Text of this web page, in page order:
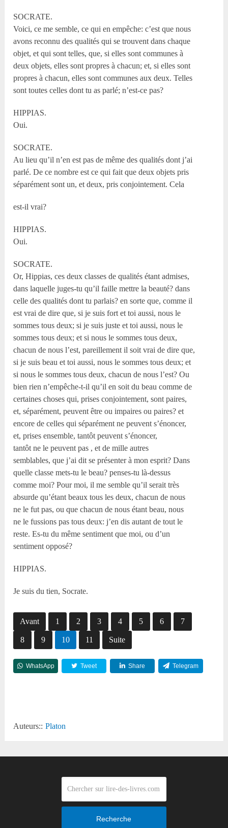
SOCRATE.
Voici, ce me semble, ce qui en empêche: c’est que nous
avons reconnu des qualités qui se trouvent dans chaque
objet, et qui sont telles, que, si elles sont communes à
deux objets, elles sont propres à chacun; et, si elles sont
propres à chacun, elles sont communes aux deux. Telles
sont toutes celles dont tu as parlé; n’est-ce pas?
HIPPIAS.
Oui.
SOCRATE.
Au lieu qu’il n’en est pas de même des qualités dont j’ai
parlé. De ce nombre est ce qui fait que deux objets pris
séparément sont un, et deux, pris conjointement. Cela
est-il vrai?
HIPPIAS.
Oui.
SOCRATE.
Or, Hippias, ces deux classes de qualités étant admises,
dans laquelle juges-tu qu’il faille mettre la beauté? dans
celle des qualités dont tu parlais? en sorte que, comme il
est vrai de dire que, si je suis fort et toi aussi, nous le
sommes tous deux; si je suis juste et toi aussi, nous le
sommes tous deux; et si nous le sommes tous deux,
chacun de nous l’est, pareillement il soit vrai de dire que,
si je suis beau et toi aussi, nous le sommes tous deux; et
si nous le sommes tous deux, chacun de nous l’est? Ou
bien rien n’empêche-t-il qu’il en soit du beau comme de
certaines choses qui, prises conjointement, sont paires,
et, séparément, peuvent être ou impaires ou paires? et
encore de celles qui séparément ne peuvent s’énoncer,
et, prises ensemble, tantôt peuvent s’énoncer,
tantôt ne le peuvent pas , et de mille autres
semblables, que j’ai dit se présenter à mon esprit? Dans
quelle classe mets-tu le beau? penses-tu là-dessus
comme moi? Pour moi, il me semble qu’il serait très
absurde qu’étant beaux tous les deux, chacun de nous
ne le fut pas, ou que chacun de nous étant beau, nous
ne le fussions pas tous deux: j’en dis autant de tout le
reste. Es-tu du même sentiment que moi, ou d’un
sentiment opposé?
HIPPIAS.
Je suis du tien, Socrate.
Avant 1 2 3 4 5 6 7
8 9 10 11 Suite
WhatsApp Tweet Share Telegram
Auteurs:: Platon
Recherche